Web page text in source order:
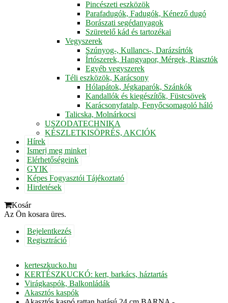
Pincészeti eszközök
Parafadugók, Fadugók, Kénező dugó
Borászati segédanyagok
Szüretelő kád és tartozékai
Vegyszerek
Szúnyog-, Kullancs-, Darázsírtók
Írtószerek, Hangyapor, Mérgek, Riasztók
Egyéb vegyszerek
Téli eszközök, Karácsony
Hólapátok, Jégkaparók, Szánkók
Kandallók és kiegészítők, Füstcsövek
Karácsonyfatalp, Fenyőcsomagoló háló
Talicska, Molnárkocsi
USZODATECHNIKA
KÉSZLETKISÖPRÉS, AKCIÓK
Hírek
Ismerj meg minket
Elérhetőségeink
GYIK
Képes Fogyasztói Tájékoztató
Hirdetések
Kosár
Az Ön kosara üres.
Bejelentkezés
Regisztráció
kerteszkucko.hu
KERTÉSZKUCKÓ: kert, barkács, háztartás
Virágkaspók, Balkonládák
Akasztós kaspók